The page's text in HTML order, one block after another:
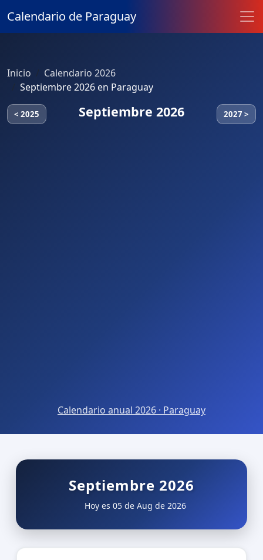
Calendario de Paraguay
Inicio
Calendario 2026
Septiembre 2026 en Paraguay
< 2025 Septiembre 2026 2027 >
Calendario anual 2026 · Paraguay
Septiembre 2026
Hoy es 05 de Aug de 2026